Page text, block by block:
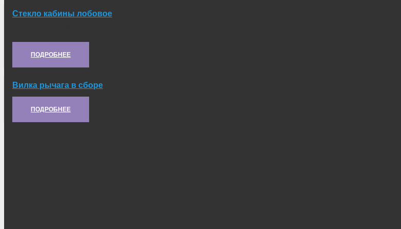
Стекло кабины лобовое
1 500₽
ПОДРОБНЕЕ
Вилка рычага в сборе
Артикул:21.12.022
ПОДРОБНЕЕ